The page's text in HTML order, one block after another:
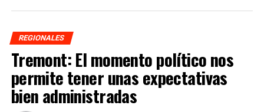
REGIONALES
Tremont: El momento político nos
permite tener unas expectativas
bien administradas